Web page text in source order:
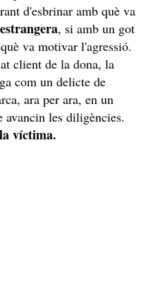
d'esbrinar amb què va
, si amb un got
va motivar l'agressió.
client de la dona, la
com un delicte de
ara per ara, en un
avancin les diligències.
víctima.